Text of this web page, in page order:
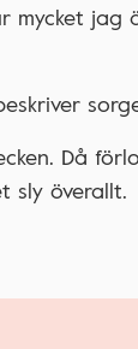
jag
Då
sly överallt.